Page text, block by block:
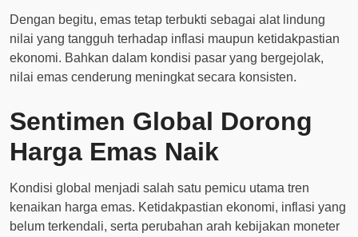
Dengan begitu, emas tetap terbukti sebagai alat lindung
nilai yang tangguh terhadap inflasi maupun ketidakpastian
ekonomi. Bahkan dalam kondisi pasar yang bergejolak,
nilai emas cenderung meningkat secara konsisten.
Sentimen Global Dorong
Harga Emas Naik
Kondisi global menjadi salah satu pemicu utama tren
kenaikan harga emas. Ketidakpastian ekonomi, inflasi yang
belum terkendali, serta perubahan arah kebijakan moneter